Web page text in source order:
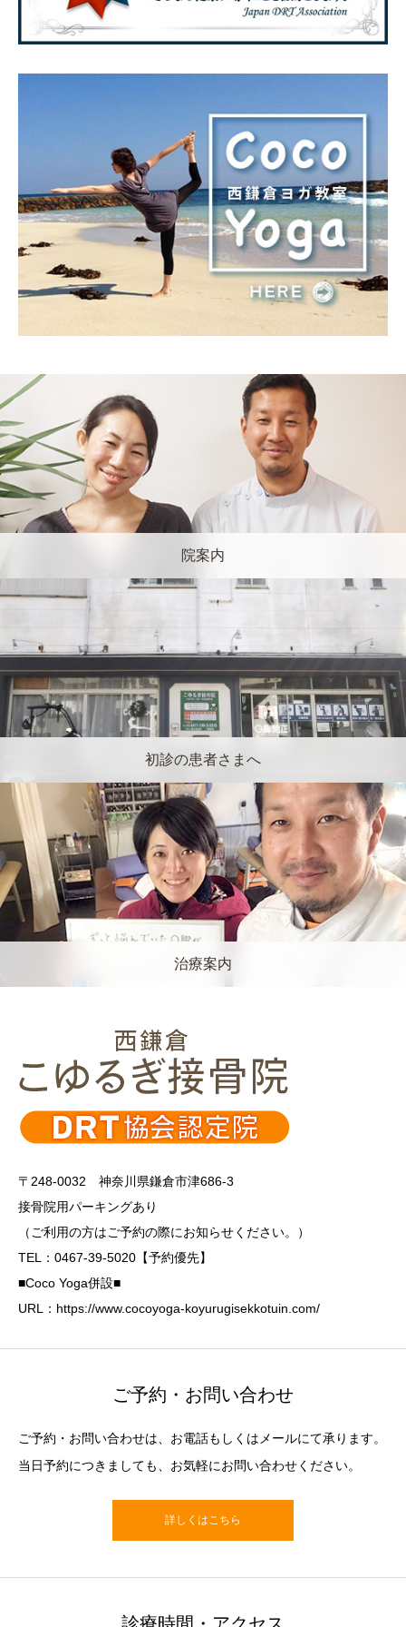
院案内
初診の患者さまへ
治療案内
〒248-0032 神奈川県鎌倉市津686-3
接骨院用パーキングあり
（ご利用の方はご予約の際にお知らせください。）
TEL：0467-39-5020【予約優先】
■Coco Yoga併設■
URL：https://www.cocoyoga-koyurugisekkotuin.com/
ご予約・お問い合わせ
ご予約・お問い合わせは、お電話もしくはメールにて承ります。
当日予約につきましても、お気軽にお問い合わせください。
詳しくはこちら